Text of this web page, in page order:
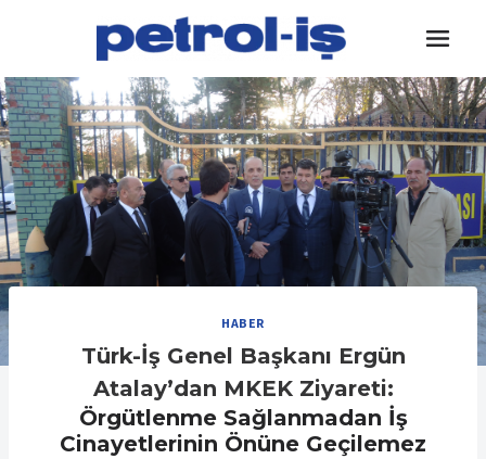
content
HABER
Türk-İş Genel Başkanı Ergün
Atalay’dan MKEK Ziyareti:
Örgütlenme Sağlanmadan İş
Cinayetlerinin Önüne Geçilemez